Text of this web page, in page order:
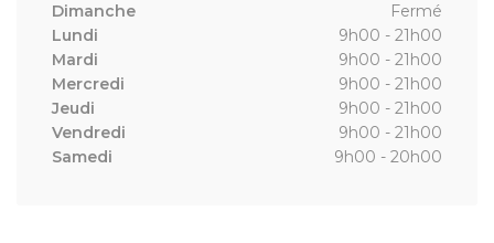
Dimanche
Fermé
Lundi
9h00 - 21h00
Mardi
9h00 - 21h00
Mercredi
9h00 - 21h00
Jeudi
9h00 - 21h00
Vendredi
9h00 - 21h00
Samedi
9h00 - 20h00